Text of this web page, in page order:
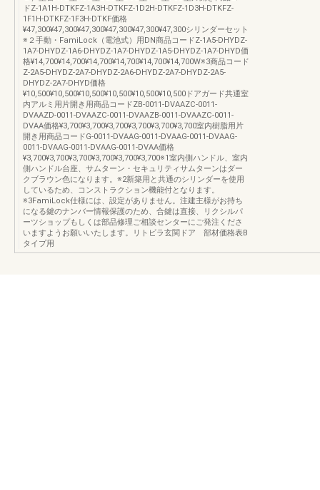
ドZ-1A1H-DTKFZ-1A3H-DTKFZ-1D2H-DTKFZ-1D3H-DTKFZ-
1F1H-DTKFZ-1F3H-DTKF価格
¥47,300¥47,300¥47,300¥47,300¥47,300¥47,300シリンダーセット
※２手動・FamiLock（電池式）用DN商品コードZ-1A5-DHYDZ-
1A7-DHYDZ-1A6-DHYDZ-1A7-DHYDZ-1A5-DHYDZ-1A7-DHYD価
格¥14,700¥14,700¥14,700¥14,700¥14,700¥14,700W※3商品コード
Z-2A5-DHYDZ-2A7-DHYDZ-2A6-DHYDZ-2A7-DHYDZ-2A5-
DHYDZ-2A7-DHYD価格
¥10,500¥10,500¥10,500¥10,500¥10,500¥10,500ドアガード共通室
内アルミ用片開き用商品コードZB-0011-DVAAZC-0011-
DVAAZD-0011-DVAAZC-0011-DVAAZB-0011-DVAAZC-0011-
DVAA価格¥3,700¥3,700¥3,700¥3,700¥3,700¥3,700室内樹脂用片
開き用商品コードG-0011-DVAAG-0011-DVAAG-0011-DVAAG-
0011-DVAAG-0011-DVAAG-0011-DVAA価格
¥3,700¥3,700¥3,700¥3,700¥3,700¥3,700※1室内側ハンドル、室内
側ハンドル台座、サムターン・セキュリティサムターンはダー
クブラウン色になります。※2新築用と共通のシリンダーを使用
しているため、コンストラクション機能付となります。
※3FamiLock仕様には、設定がありません。注建主様がお持ち
になる鍵のナンバー情報保護のため、合鍵は直接、リクシルパ
ーツショップもしくは部品修理ご相談センターにご発注くださ
いますようお願いいたします。リトビラ玄関ドア 部材価格表B
タイプ用